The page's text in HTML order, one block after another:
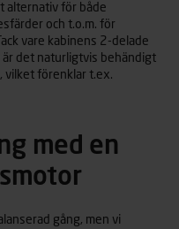
alternativ för både
och t.o.m. för
vare kabinens 2-delade
är det naturligtvis behändigt
vilket förenklar t.ex.
med en
gång, men vi